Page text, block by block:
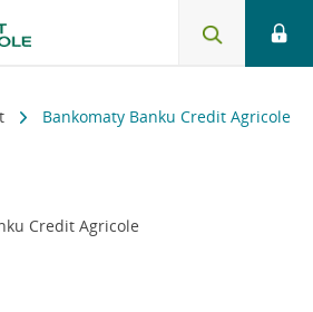
Bankomaty Banku Credit Agricole
Credit Agricole